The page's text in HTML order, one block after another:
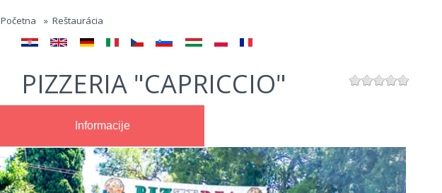
Početna » Reštaurácia
PIZZERIA "CAPRICCIO"
Informacije